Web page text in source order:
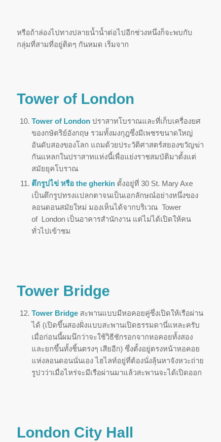
หรือถ้าล่องไปทางปลายน้ำน้ำต่อไปอีกช่วงหนึ่งก็จะพบกับ
กลุ่มที่สามที่อยู่ติดๆ กันหมด เริ่มจาก
Tower of London
Tower of Londonปราสาทโบราณและที่เก็บเครื่องยศ
ของกษัตริย์อังกฤษ รวมทั้งมงกุฎซึ่งมีเพชรขนาดใหญ่
อันดับสองของโลก แถมด้วยประวัติศาสตร์สยองขวัญฆ่า
กันแหลกในปราสาทแห่งนี้เพื่อแย่งราชสมบัติมาตั้งแต่
สมัยยุคโบราณ
ตึกรูปไข่ หรือ the gherkin ตั้งอยู่ที่ 30 St. Mary Axe
เป็นตึกรูปทรงแปลกตาจนเป็นเอกลักษณ์อย่างหนึ่งของ
ลอนดอนสมัยใหม่ มองเห็นได้จากบริเวณ Tower
of London เป็นอาคารสำนักงาน แต่ไม่ได้เปิดให้คน
ทั่วไปเข้าชม
Tower Bridge
Tower Bridgeสะพานแบบมีหอคอยคู่ซึ่งเปิดให้เรือผ่าน
ได้ (เปิดขึ้นสองฝั่งแบบสะพานเปิดธรรมดานี่แหละครับ
เมื่อก่อนนี้ผมนึกว่าจะใช้วิธีชักรอกจากหอคอยทั้งสอง
และยกขึ้นทั้งชิ้นตรงๆ เสียอีก) ซึ่งตั้งอยู่ตรงหน้าหอคอย
แห่งลอนดอนนั่นเอง ไฮไลท์อยู่ที่ต้องนั่งลุ้นหาจังหวะถ่าย
รูปวว่าเมื่อไหร่จะมีเรือผ่านมาแล้วสะพานจะได้เปิดออก
London City Hall